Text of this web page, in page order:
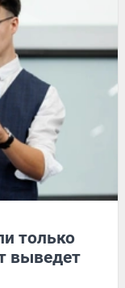
только
выведет